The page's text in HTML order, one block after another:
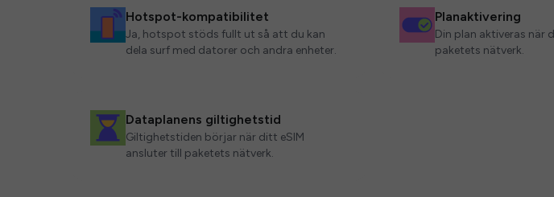
Hotspot-kompatibilitet
Ja, hotspot stöds fullt ut så att du kan
dela surf med datorer och andra enheter.
Planaktivering
Din plan aktiveras när
paketets nätverk.
Dataplanens giltighetstid
Giltighetstiden börjar när ditt eSIM
ansluter till paketets nätverk.